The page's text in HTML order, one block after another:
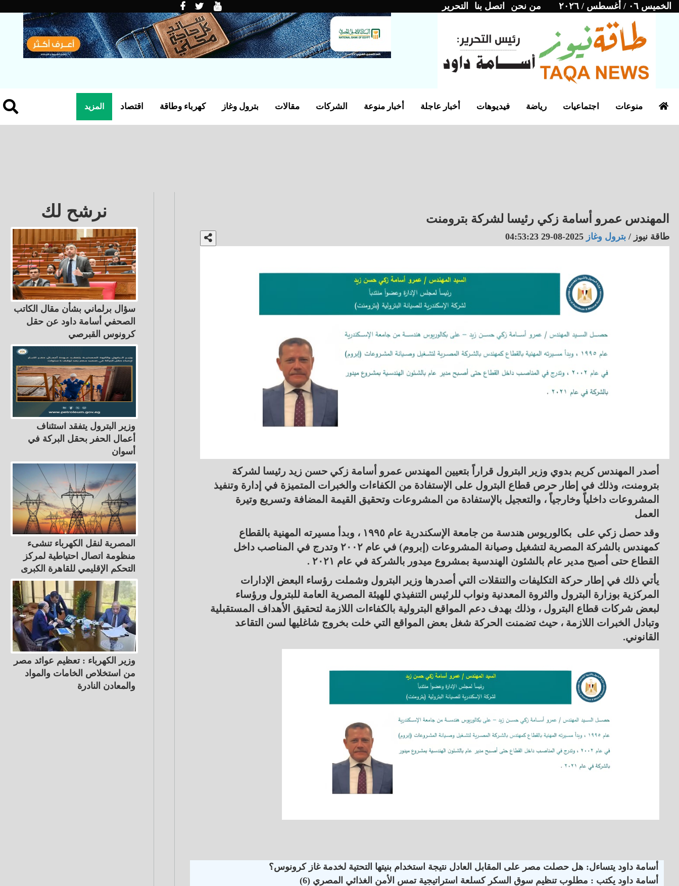
الخميس ٠٦ / أغسطس / ٢٠٢٦ من نحن اتصل بنا التحرير
المزيد اقتصاد كهرباء وطاقة بترول وغاز مقالات الشركات أخبار منوعة أخبار عاجلة فيديوهات رياضة اجتماعيات منوعات
المهندس عمرو أسامة زكي رئيسا لشركة بترومنت
طاقة نيوز /بترول وغاز2025-08-29 04:53:23
أصدر المهندس كريم بدوي وزير البترول قراراً بتعيين المهندس عمرو أسامة زكي حسن زيد رئيسا لشركة
بترومنت، وذلك في إطار حرص قطاع البترول على الإستفادة من الكفاءات والخبرات المتميزة في إدارة وتنفيذ
المشروعات داخلياً وخارجياً ، والتعجيل بالإستفادة من المشروعات وتحقيق القيمة المضافة وتسريع وتيرة
العمل
وقد حصل زكي على بكالوريوس هندسة من جامعة الإسكندرية عام ١٩٩٥ ، وبدأ مسيرته المهنية بالقطاع
كمهندس بالشركة المصرية لتشغيل وصيانة المشروعات (إبروم) في عام ٢٠٠٢ وتدرج في المناصب داخل
القطاع حتى أصبح مدير عام بالشئون الهندسية بمشروع ميدور بالشركة في عام ۲۰۲۱ .
يأتي ذلك في إطار حركة التكليفات والتنقلات التي أصدرها وزير البترول وشملت رؤساء البعض الإدارات
المركزية بوزارة البترول والثروة المعدنية ونواب للرئيس التنفيذي للهيئة المصرية العامة للبترول ورؤساء
لبعض شركات قطاع البترول ، وذلك بهدف دعم المواقع البترولية بالكفاءات اللازمة لتحقيق الأهداف المستقبلية
وتبادل الخبرات اللازمة ، حيث تضمنت الحركة شغل بعض المواقع التي خلت بخروج شاغليها لسن التقاعد
القانوني.
أسامة داود يتساءل: هل حصلت مصر على المقابل العادل نتيجة استخدام بنيتها التحتية لخدمة غاز كرونوس؟
أسامة داود يكتب : مطلوب تنظيم سوق السكر كسلعة استراتيجية تمس الأمن الغذائي المصري (6)
نرشح لك
سؤال برلماني بشأن مقال الكاتب
الصحفي أسامة داود عن حقل
كرونوس القبرصي
وزير البترول يتفقد استئناف
أعمال الحفر بحقل البركة في
أسوان
المصرية لنقل الكهرباء تنشىء
منظومة اتصال احتياطية لمركز
التحكم الإقليمي للقاهرة الكبرى
وزير الكهرباء : تعظيم عوائد مصر
من استخلاص الخامات والمواد
والمعادن النادرة